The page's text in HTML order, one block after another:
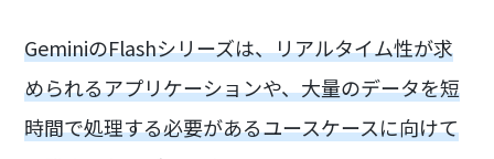
GeminiのFlashシリーズは、リアルタイム性が求
められるアプリケーションや、大量のデータを短
時間で処理する必要があるユースケースに向けて